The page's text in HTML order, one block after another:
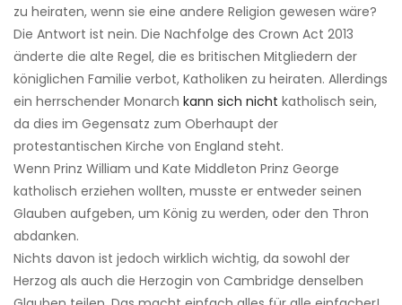
zu heiraten, wenn sie eine andere Religion gewesen wäre?
Die Antwort ist nein. Die Nachfolge des Crown Act 2013
änderte die alte Regel, die es britischen Mitgliedern der
königlichen Familie verbot, Katholiken zu heiraten. Allerdings
ein herrschender Monarch kann sich nicht katholisch sein,
da dies im Gegensatz zum Oberhaupt der
protestantischen Kirche von England steht.
Wenn Prinz William und Kate Middleton Prinz George
katholisch erziehen wollten, musste er entweder seinen
Glauben aufgeben, um König zu werden, oder den Thron
abdanken.
Nichts davon ist jedoch wirklich wichtig, da sowohl der
Herzog als auch die Herzogin von Cambridge denselben